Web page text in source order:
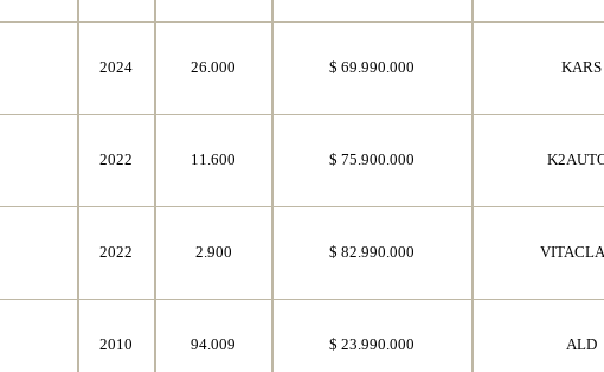
2024 26.000 $ 69.990.000 KARS
2022 11.600 $ 75.900.000
2022 2.900 $ 82.990.000
2010 94.009 $ 23.990.000 ALD